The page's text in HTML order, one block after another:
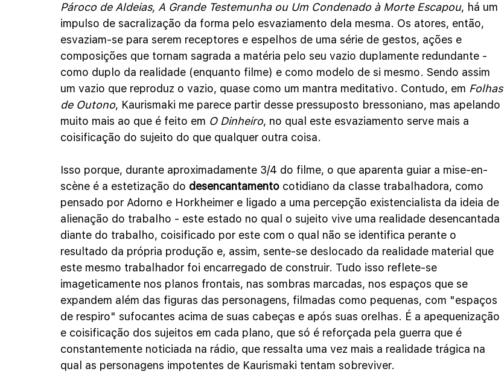
Pároco de Aldeias, A Grande Testemunha ou Um Condenado à Morte Escapou, há um
impulso de sacralização da forma pelo esvaziamento dela mesma. Os atores, então,
esvaziam-se para serem receptores e espelhos de uma série de gestos, ações e
composições que tornam sagrada a matéria pelo seu vazio duplamente redundante -
como duplo da realidade (enquanto filme) e como modelo de si mesmo. Sendo assim
um vazio que reproduz o vazio, quase como um mantra meditativo. Contudo, em Folhas
de Outono, Kaurismaki me parece partir desse pressuposto bressoniano, mas apelando
muito mais ao que é feito em O Dinheiro, no qual este esvaziamento serve mais a
coisificação do sujeito do que qualquer outra coisa.
Isso porque, durante aproximadamente 3/4 do filme, o que aparenta guiar a mise-en-
scène é a estetização do desencantamento cotidiano da classe trabalhadora, como
pensado por Adorno e Horkheimer e ligado a uma percepção existencialista da ideia de
alienação do trabalho - este estado no qual o sujeito vive uma realidade desencantada
diante do trabalho, coisificado por este com o qual não se identifica perante o
resultado da própria produção e, assim, sente-se deslocado da realidade material que
este mesmo trabalhador foi encarregado de construir. Tudo isso reflete-se
imageticamente nos planos frontais, nas sombras marcadas, nos espaços que se
expandem além das figuras das personagens, filmadas como pequenas, com "espaços
de respiro" sufocantes acima de suas cabeças e após suas orelhas. É a apequenização
e coisificação dos sujeitos em cada plano, que só é reforçada pela guerra que é
constantemente noticiada na rádio, que ressalta uma vez mais a realidade trágica na
qual as personagens impotentes de Kaurismaki tentam sobreviver.